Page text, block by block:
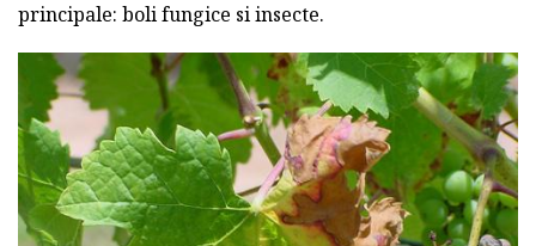
principale: boli fungice si insecte.